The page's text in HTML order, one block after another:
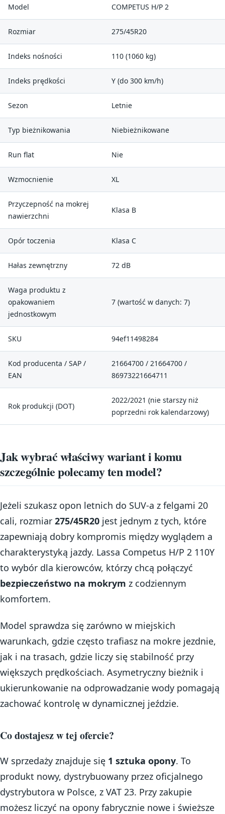
Model COMPETUS H/P 2
Rozmiar 275/45R20
Indeks nośności 110 (1060 kg)
Indeks prędkości Y (do 300 km/h)
Sezon Letnie
Typ bieżnikowania Niebieżnikowane
Run flat Nie
Wzmocnienie XL
Przyczepność na mokrej
nawierzchni
Klasa B
Opór toczenia Klasa C
Hałas zewnętrzny 72 dB
Waga produktu z
opakowaniem
jednostkowym
7 (wartość w danych: 7)
SKU 94ef11498284
Kod producenta / SAP /
EAN
21664700 / 21664700 /
86973221664711
Rok produkcji (DOT)
2022/2021 (nie starszy niż
poprzedni rok kalendarzowy)
Jak wybrać właściwy wariant i komu
szczególnie polecamy ten model?
Jeżeli szukasz opon letnich do SUV-a z felgami 20
cali, rozmiar 275/45R20 jest jednym z tych, które
zapewniają dobry kompromis między wyglądem a
charakterystyką jazdy. Lassa Competus H/P 2 110Y
to wybór dla kierowców, którzy chcą połączyć
bezpieczeństwo na mokrym z codziennym
komfortem.
Model sprawdza się zarówno w miejskich
warunkach, gdzie często trafiasz na mokre jezdnie,
jak i na trasach, gdzie liczy się stabilność przy
większych prędkościach. Asymetryczny bieżnik i
ukierunkowanie na odprowadzanie wody pomagają
zachować kontrolę w dynamicznej jeździe.
Co dostajesz w tej ofercie?
W sprzedaży znajduje się 1 sztuka opony. To
produkt nowy, dystrybuowany przez oficjalnego
dystrybutora w Polsce, z VAT 23. Przy zakupie
możesz liczyć na opony fabrycznie nowe i świeższe